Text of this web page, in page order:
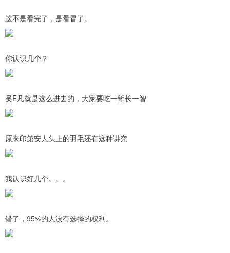
这不是看完了，是看冒了。
你认识几个？
吴E凡就是这么进去的，大家要吃一堑长一智
原来印第安人头上的羽毛还有这种讲究
我认识好几个。。。
错了，95%的人没有选择的权利。